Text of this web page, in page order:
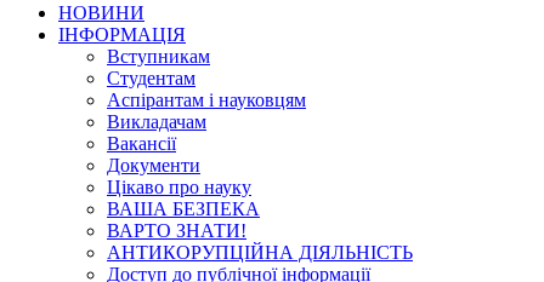
НОВИНИ
ІНФОРМАЦІЯ
Вступникам
Студентам
Аспірантам і науковцям
Викладачам
Вакансії
Документи
Цікаво про науку
ВАША БЕЗПЕКА
ВАРТО ЗНАТИ!
АНТИКОРУПЦІЙНА ДІЯЛЬНІСТЬ
Доступ до публічної інформації